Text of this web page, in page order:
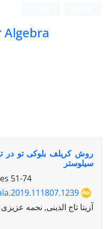
Algebra
سیلوستر
51-74
آزیتا تاج الدینی, نجمه